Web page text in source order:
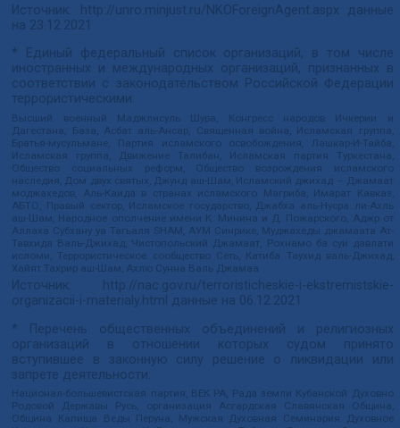
Источник: http://unro.minjust.ru/NKOForeignAgent.aspx данные
на 23.12.2021
* Единый федеральный список организаций, в том числе
иностранных и международных организаций, признанных в
соответствии с законодательством Российской Федерации
террористическими:
Высший военный Маджлисуль Шура, Конгресс народов Ичкерии и
Дагестана, База, Асбат аль-Ансар, Священная война, Исламская группа,
Братья-мусульмане, Партия исламского освобождения, Лашкар-И-Тайба,
Исламская группа, Движение Талибан, Исламская партия Туркестана,
Общество социальных реформ, Общество возрождения исламского
наследия, Дом двух святых, Джунд аш-Шам, Исламский джихад – Джамаат
моджахедов, Аль-Каида в странах исламского Магриба, Имарат Кавказ,
АБТО, Правый сектор, Исламское государство, Джабха аль-Нусра ли-Ахль
аш-Шам, Народное ополчение имени К. Минина и Д. Пожарского, Аджр от
Аллаха Субхану уа Тагьаля SHAM, АУМ Синрике, Муджахеды джамаата Ат-
Тавхида Валь-Джихад, Чистопольский Джамаат, Рохнамо ба суи давлати
исломи, Террористическое сообщество Сеть, Катиба Таухид валь-Джихад,
Хайят Тахрир аш-Шам, Ахлю Сунна Валь Джамаа
Источник:
http://nac.gov.ru/terroristicheskie-i-ekstremistskie-
organizacii-i-materialy.html данные на 06.12.2021
* Перечень общественных объединений и религиозных
организаций в отношении которых судом принято
вступившее в законную силу решение о ликвидации или
запрете деятельности:
Национал-большевистская партия, ВЕК РА, Рада земли Кубанской Духовно
Родовой Державы Русь, организация Асгардская Славянская Община,
Община Капища Веды Перуна, Мужская Духовная Семинария Духовное